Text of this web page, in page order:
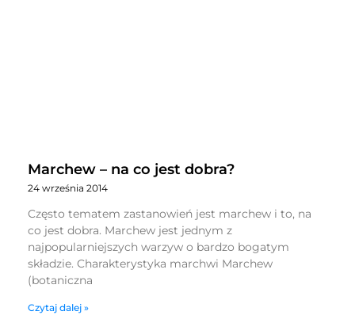
Marchew – na co jest dobra?
24 września 2014
Często tematem zastanowień jest marchew i to, na
co jest dobra. Marchew jest jednym z
najpopularniejszych warzyw o bardzo bogatym
składzie. Charakterystyka marchwi Marchew
(botaniczna
Czytaj dalej »